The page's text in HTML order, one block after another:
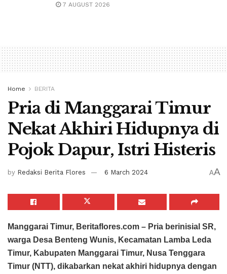
7 AUGUST 2026
Home BERITA
Pria di Manggarai Timur
Nekat Akhiri Hidupnya di
Pojok Dapur, Istri Histeris
by Redaksi Berita Flores 6 March 2024 AA
Manggarai Timur, Beritaflores.com – Pria berinisial SR,
warga Desa Benteng Wunis, Kecamatan Lamba Leda
Timur, Kabupaten Manggarai Timur, Nusa Tenggara
Timur (NTT), dikabarkan nekat akhiri hidupnya dengan